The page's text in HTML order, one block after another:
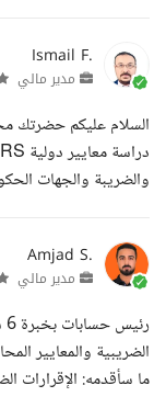
Ismail F.
مدير مالي
والضريبة والجهات
Amjad S.
مدير مالي
ما سأقدمه: الإقرارات